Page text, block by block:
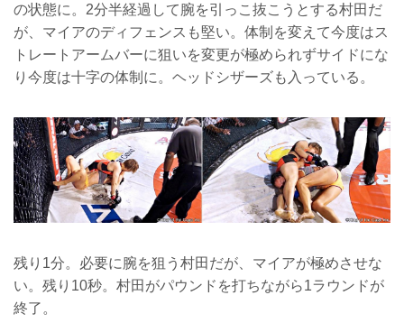
の状態に。2分半経過して腕を引っこ抜こうとする村田だ
が、マイアのディフェンスも堅い。体制を変えて今度はス
トレートアームバーに狙いを変更が極められずサイドにな
り今度は十字の体制に。ヘッドシザーズも入っている。
残り1分。必要に腕を狙う村田だが、マイアが極めさせな
い。残り10秒。村田がパウンドを打ちながら1ラウンドが
終了。